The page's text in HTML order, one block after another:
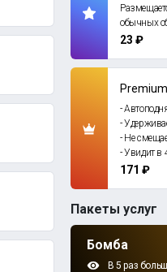
обычных
23 ₽
-
-
- Не
- Увидит в
171 ₽
Пакеты услуг
Бомба
В 5 раз